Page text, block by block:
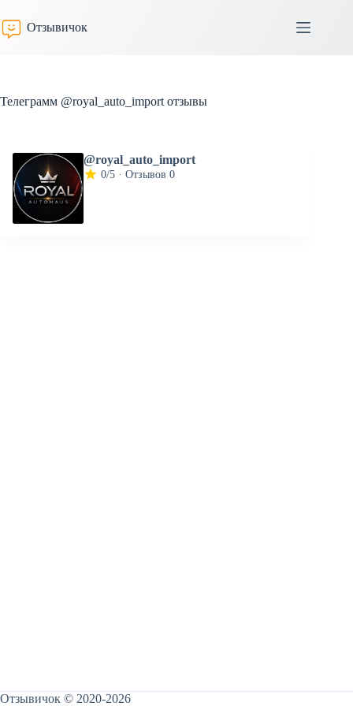
к
сути
Отзывичок
Телеграмм @royal_auto_import отзывы
@royal_auto_import
0/5 · Отзывов 0
Отзывичок © 2020-2026